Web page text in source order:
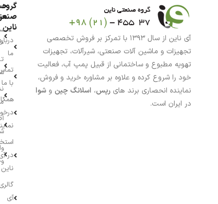
آی ناین از سال ۱۳۹۳ با تمرکز بر فروش تخصصی
تجهیزات و ماشین آلات صنعتی، شیرآلات، تجهیزات
تهویه مطبوع و ساختمانی از قبیل پمپ آب، فعالیت
خود را شروع کرده و علاوه بر مشاوره خرید و فروش،
نماینده انحصاری برند های رپس، اسلانگ چین و شوا
در ایران است.
گروه
ناین
ما
با ما
در
ناین
آی